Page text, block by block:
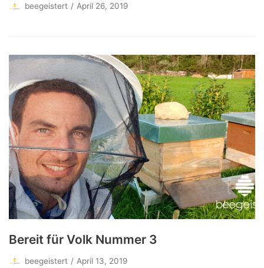
beegeistert April 26, 2019
Bereit für Volk Nummer 3
beegeistert April 13, 2019